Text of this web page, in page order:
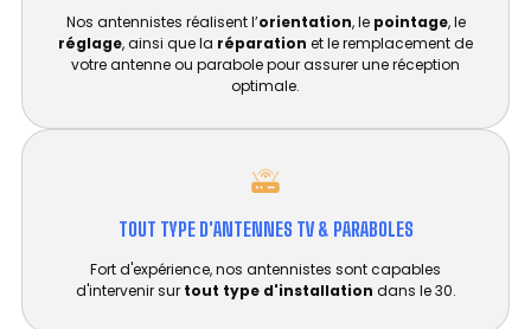
Nos antennistes réalisent l’orientation, le pointage, le
réglage, ainsi que la réparation et le remplacement de
votre antenne ou parabole pour assurer une réception
optimale.
TOUT TYPE D'ANTENNES TV & PARABOLES
Fort d'expérience, nos antennistes sont capables
d'intervenir sur tout type d'installation dans le 30.